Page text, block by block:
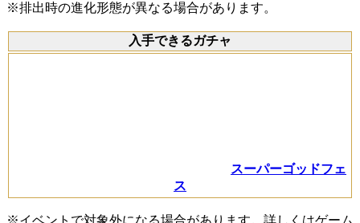
※排出時の進化形態が異なる場合があります。
入手できるガチャ
スーパーゴッドフェ
ス